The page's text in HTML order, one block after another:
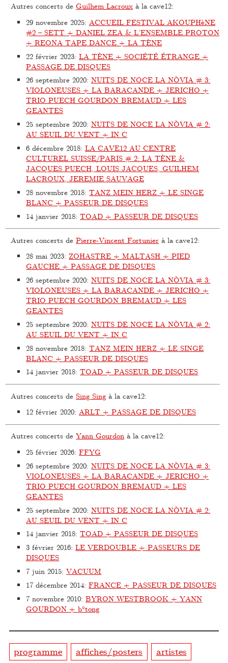
Autres concerts deGuilhem Lacroux à la cave12:
29 novembre 2025: ACCUEIL FESTIVAL AKOUPHèNE
#2 – SETT + DANIEL ZEA & L’ENSEMBLE PROTON
+ REONA TAPE DANCE + LA TÈNE
22 février 2023:LA TÈNE + SOCIÉTÉ ÉTRANGE +
PASSAGE DE DISQUES
26 septembre 2020:NUITS DE NOCE LA NÒVIA # 3:
VIOLONEUSES + LA BARACANDE + JERICHO +
TRIO PUECH GOURDON BREMAUD + LES
GEANTES
25 septembre 2020:NUITS DE NOCE LA NÒVIA # 2:
AU SEUIL DU VENT + IN C
6 décembre 2018:LA CAVE12 AU CENTRE
CULTUREL SUISSE/PARIS # 2: LA TÈNE &
JACQUES PUECH, LOUIS JACQUES, GUILHEM
LACROUX, JEREMIE SAUVAGE
28 novembre 2018:TANZ MEIN HERZ + LE SINGE
BLANC + PASSEUR DE DISQUES
14 janvier 2018:TOAD + PASSEUR DE DISQUES
Autres concerts dePierre-Vincent Fortunier à la cave12:
28 mai 2023:ZOHASTRE + MALTASH + PIED
GAUCHE + PASSAGE DE DISQUES
26 septembre 2020:NUITS DE NOCE LA NÒVIA # 3:
VIOLONEUSES + LA BARACANDE + JERICHO +
TRIO PUECH GOURDON BREMAUD + LES
GEANTES
25 septembre 2020:NUITS DE NOCE LA NÒVIA # 2:
AU SEUIL DU VENT + IN C
28 novembre 2018:TANZ MEIN HERZ + LE SINGE
BLANC + PASSEUR DE DISQUES
14 janvier 2018:TOAD + PASSEUR DE DISQUES
Autres concerts deSing Sing à la cave12:
12 février 2020:ARLT + PASSAGE DE DISQUES
Autres concerts deYann Gourdon à la cave12:
25 février 2026:FFYG
26 septembre 2020:NUITS DE NOCE LA NÒVIA # 3:
VIOLONEUSES + LA BARACANDE + JERICHO +
TRIO PUECH GOURDON BREMAUD + LES
GEANTES
25 septembre 2020:NUITS DE NOCE LA NÒVIA # 2:
AU SEUIL DU VENT + IN C
14 janvier 2018:TOAD + PASSEUR DE DISQUES
3 février 2016:LE VERDOUBLE + PASSEURS DE
DISQUES
7 juin 2015:VACUUM
17 décembre 2014:FRANCE + PASSEUR DE DISQUES
7 novembre 2010:BYRON WESTBROOK + YANN
GOURDON + b°tong
programme affiches/posters artistes